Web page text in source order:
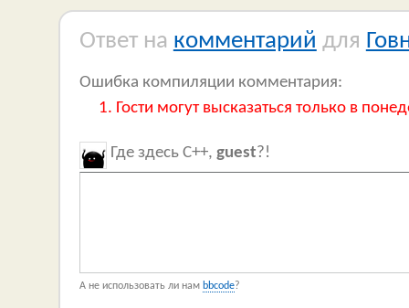
Ответ на комментарий для
Ошибка компиляции комментария:
Гости могут высказаться только в
Где здесь C++, guest?!
А не использовать ли нам bbcode?